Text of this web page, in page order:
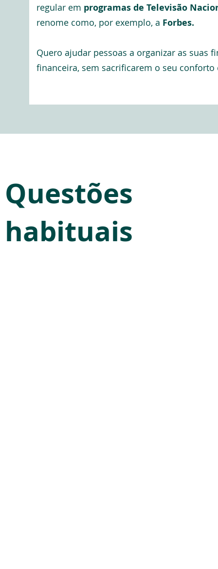
regular em programas de Televisão
renome como, por exemplo, a Forbes.
Quero ajudar pessoas a organizar as suas
financeira, sem sacrificarem o seu conforto
Questões
habituais